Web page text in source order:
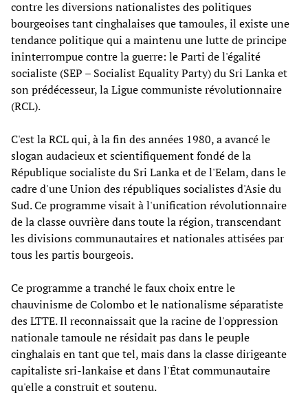
contre les diversions nationalistes des politiques
bourgeoises tant cinghalaises que tamoules, il existe une
tendance politique qui a maintenu une lutte de principe
ininterrompue contre la guerre: le Parti de l'égalité
socialiste (SEP – Socialist Equality Party) du Sri Lanka et
son prédécesseur, la Ligue communiste révolutionnaire
(RCL).
C'est la RCL qui, à la fin des années 1980, a avancé le
slogan audacieux et scientifiquement fondé de la
République socialiste du Sri Lanka et de l'Eelam, dans le
cadre d'une Union des républiques socialistes d'Asie du
Sud. Ce programme visait à l'unification révolutionnaire
de la classe ouvrière dans toute la région, transcendant
les divisions communautaires et nationales attisées par
tous les partis bourgeois.
Ce programme a tranché le faux choix entre le
chauvinisme de Colombo et le nationalisme séparatiste
des LTTE. Il reconnaissait que la racine de l'oppression
nationale tamoule ne résidait pas dans le peuple
cinghalais en tant que tel, mais dans la classe dirigeante
capitaliste sri-lankaise et dans l'État communautaire
qu'elle a construit et soutenu.